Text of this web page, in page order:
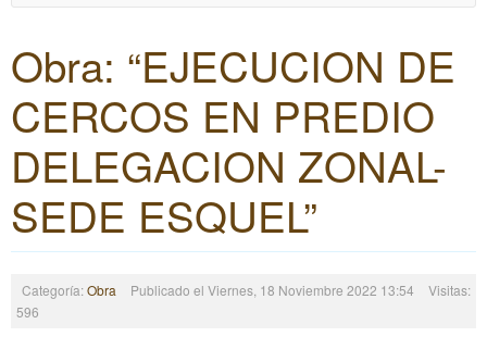
Obra: “EJECUCION DE
CERCOS EN PREDIO
DELEGACION ZONAL-
SEDE ESQUEL”
Categoría:Obra Publicado el Viernes, 18 Noviembre 2022 13:54
Visitas:
596